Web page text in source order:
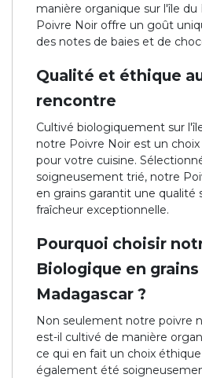
manière organique sur l'île du
Poivre Noir offre un goût
des notes de baies et de
Qualité et éthique
rencontre
Cultivé biologiquement sur
notre Poivre Noir est un
pour votre cuisine.
soigneusement trié, notre
en grains garantit une qualité
fraîcheur exceptionnelle.
Pourquoi choisir
Biologique en grains
Madagascar ?
Non seulement notre poivre
est-il cultivé de manière
ce qui en fait un choix
également été